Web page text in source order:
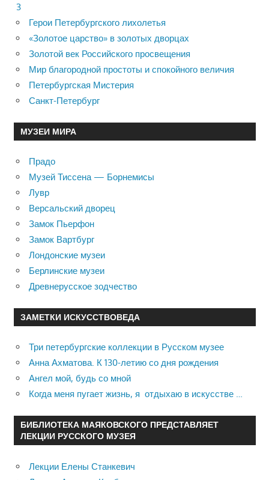
3
Герои Петербургского лихолетья
«Золотое царство» в золотых дворцах
Золотой век Российского просвещения
Мир благородной простоты и спокойного величия
Петербургская Мистерия
Санкт-Петербург
МУЗЕИ МИРА
Прадо
Музей Тиссена — Борнемисы
Лувр
Версальский дворец
Замок Пьерфон
Замок Вартбург
Лондонские музеи
Берлинские музеи
Древнерусское зодчество
ЗАМЕТКИ ИСКУССТВОВЕДА
Три петербургские коллекции в Русском музее
Анна Ахматова. К 130-летию со дня рождения
Ангел мой, будь со мной
Когда меня пугает жизнь, я отдыхаю в искусстве …
БИБЛИОТЕКА МАЯКОВСКОГО ПРЕДСТАВЛЯЕТ
ЛЕКЦИИ РУССКОГО МУЗЕЯ
Лекции Елены Станкевич